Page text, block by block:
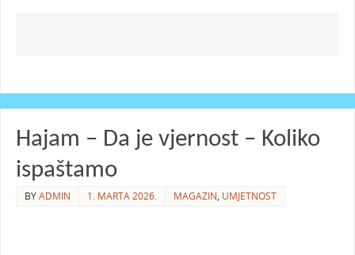
Hajam – Da je vjernost – Koliko
ispaštamo
BYADMIN 1. MARTA 2026. MAGAZIN, UMJETNOST